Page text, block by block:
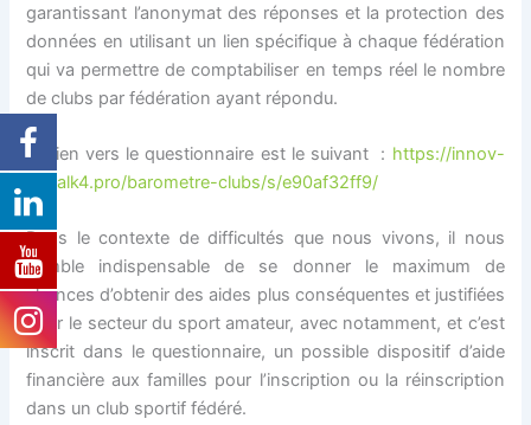
garantissant l’anonymat des réponses et la protection des
données en utilisant un lien spécifique à chaque fédération
qui va permettre de comptabiliser en temps réel le nombre
de clubs par fédération ayant répondu.
Le lien vers le questionnaire est le suivant : https://innov-
up.talk4.pro/barometre-clubs/s/e90af32ff9/
Dans le contexte de difficultés que nous vivons, il nous
semble indispensable de se donner le maximum de
chances d’obtenir des aides plus conséquentes et justifiées
pour le secteur du sport amateur, avec notamment, et c’est
inscrit dans le questionnaire, un possible dispositif d’aide
financière aux familles pour l’inscription ou la réinscription
dans un club sportif fédéré.